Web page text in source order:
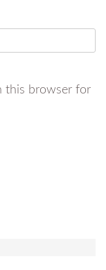
this browser for